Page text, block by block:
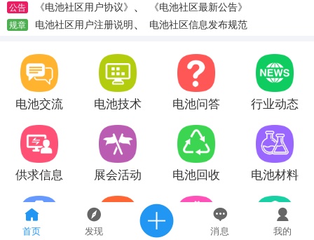
首页 发现 消息 我的
公告 《电池社区用户协议》 、 《电池社区最新公告》
规章 电池社区用户注册说明、 电池社区信息发布规范
电池交流 电池技术 电池问答 行业动态
供求信息 展会活动 电池回收 电池材料